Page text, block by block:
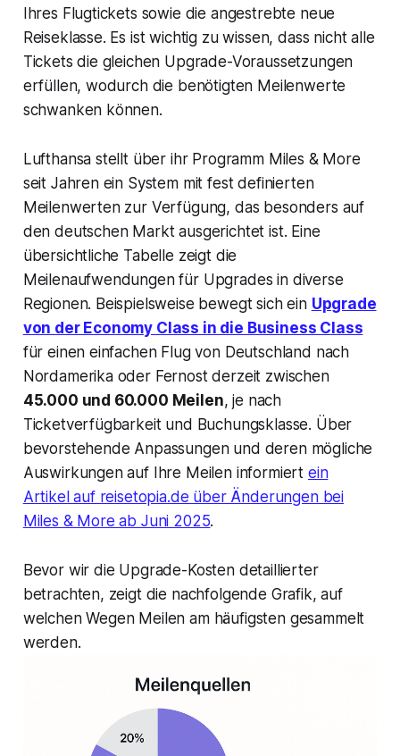
Ihres Flugtickets sowie die angestrebte neue
Reiseklasse. Es ist wichtig zu wissen, dass nicht alle
Tickets die gleichen Upgrade-Voraussetzungen
erfüllen, wodurch die benötigten Meilenwerte
schwanken können.
Lufthansa stellt über ihr Programm Miles & More
seit Jahren ein System mit fest definierten
Meilenwerten zur Verfügung, das besonders auf
den deutschen Markt ausgerichtet ist. Eine
übersichtliche Tabelle zeigt die
Meilenaufwendungen für Upgrades in diverse
Regionen. Beispielsweise bewegt sich ein Upgrade
von der Economy Class in die Business Class
für einen einfachen Flug von Deutschland nach
Nordamerika oder Fernost derzeit zwischen
45.000 und 60.000 Meilen, je nach
Ticketverfügbarkeit und Buchungsklasse. Über
bevorstehende Anpassungen und deren mögliche
Auswirkungen auf Ihre Meilen informiert ein
Artikel auf reisetopia.de über Änderungen bei
Miles & More ab Juni 2025.
Bevor wir die Upgrade-Kosten detaillierter
betrachten, zeigt die nachfolgende Grafik, auf
welchen Wegen Meilen am häufigsten gesammelt
werden.